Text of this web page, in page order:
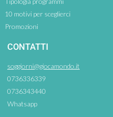
10 motivi per sceglierci
Promozioni
CONTATTI
soggiorni@giocamondo.it
0736336339
0736343440
Whatsapp